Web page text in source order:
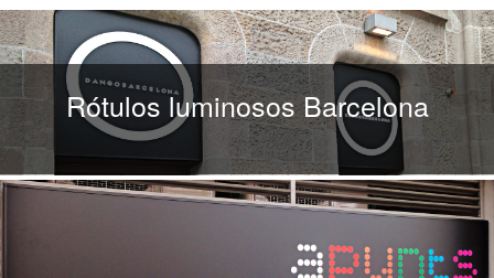
Rótulos luminosos Barcelona